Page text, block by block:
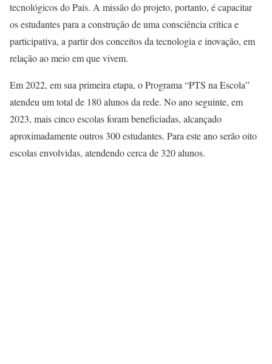
tecnológicos do País. A missão do projeto, portanto, é capacitar
os estudantes para a construção de uma consciência crítica e
participativa, a partir dos conceitos da tecnologia e inovação, em
relação ao meio em que vivem.
Em 2022, em sua primeira etapa, o Programa “PTS na Escola”
atendeu um total de 180 alunos da rede. No ano seguinte, em
2023, mais cinco escolas foram beneficiadas, alcançado
aproximadamente outros 300 estudantes. Para este ano serão oito
escolas envolvidas, atendendo cerca de 320 alunos.